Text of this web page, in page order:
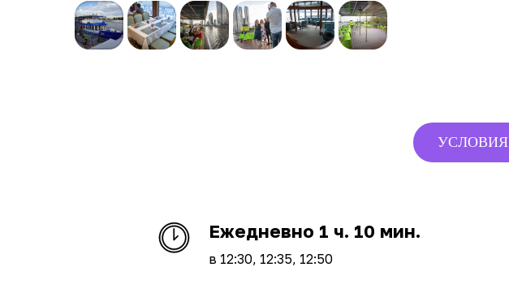
УСЛОВИЯ
Ежедневно 1 ч. 10 мин.
в 12:30, 12:35, 12:50